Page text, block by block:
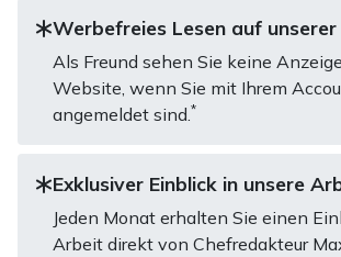
Werbefreies Lesen auf
Als Freund sehen Sie keine
Website, wenn Sie mit Ihrem
angemeldet sind.*
Exklusiver Einblick in unsere
Jeden Monat erhalten Sie einen
Arbeit direkt von Chefredakteur